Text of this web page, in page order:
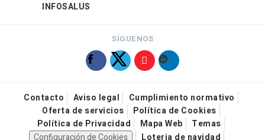
INFOSALUS
SÍGUENOS
Contacto Aviso legal
Cumplimiento normativo
Oferta de servicios
Política de Cookies
Política de Privacidad
Mapa Web
Temas
Configuración de Cookies
Loteria de navidad